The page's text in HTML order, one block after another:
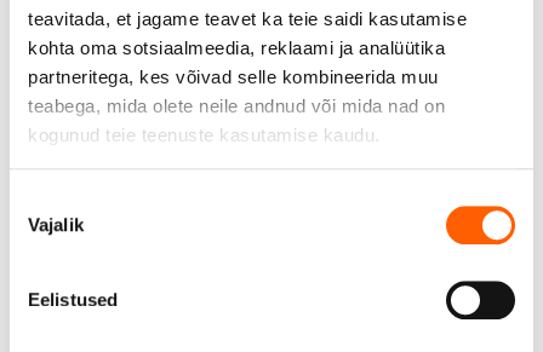
teavitada, et jagame teavet ka teie saidi kasutamise
kohta oma sotsiaalmeedia, reklaami ja analüütika
partneritega, kes võivad selle kombineerida muu
teabega, mida olete neile andnud või mida nad on
kogunud teie teenuste kasutamise kaudu.
valik
Vajalik
Eelistused
Omavastutus € 0
Omavastutus auto kahjustuste, hävinemise või varguse
korral.
Kuni €600
€600